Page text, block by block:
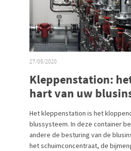
27/05/2020
Kleppenstation:
hart van uw
Het kleppenstation is het
blussysteem. In deze container
andere de besturing van de
het schuimconcentraat, de